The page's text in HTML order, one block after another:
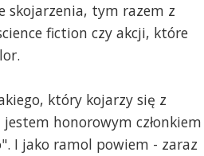
skojarzenia, tym razem z
fiction czy akcji, które
który kojarzy się z
honorowym członkiem
I jako ramol powiem - zaraz